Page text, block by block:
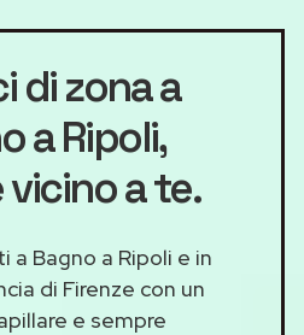
di zona a
a Ripoli,
vicino a te.
a Bagno a Ripoli e in
di Firenze con un
e sempre